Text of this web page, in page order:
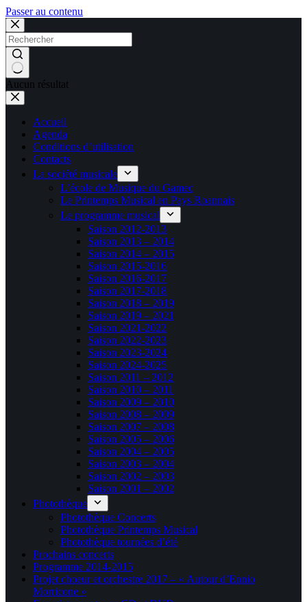
Passer au contenu
Aucun résultat
Accueil
Agenda
Conditions d’utilisation
Contacts
La société musicale
L’école de Musique du Gamec
Le Printemps Musical en Pays Roannais
Le programme musical
Saison 2012-2013
Saison 2013 – 2014
Saison 2014 – 2015
Saison 2015-2016
Saison 2016-2017
Saison 2017-2018
Saison 2018 – 2019
Saison 2019 – 2021
Saison 2021-2022
Saison 2022-2023
Saison 2023-2024
Saison 2024-2025
Saison 2011 – 2012
Saison 2010 – 2011
Saison 2009 – 2010
Saison 2008 – 2009
Saison 2007 – 2008
Saison 2005 – 2006
Saison 2004 – 2005
Saison 2003 – 2004
Saison 2002 – 2003
Saison 2001 – 2002
Photothèque
Photothèque Concerts
Photothèque Printemps Musical
Photothèque tournées d’été
Prochains concerts
Programme 2014-2015
Projet choeur et orchestre 2017 – « Autour d’Ennio
Morricone »